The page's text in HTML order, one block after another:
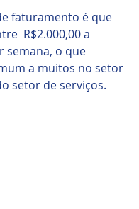
faturamento é que
R$2.000,00 a
semana, o que
a muitos no setor
setor de serviços.